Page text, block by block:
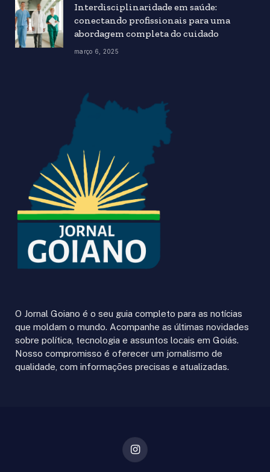
Interdisciplinaridade em saúde:
conectando profissionais para uma
abordagem completa do cuidado
março 6, 2025
O Jornal Goiano é o seu guia completo para as notícias
que moldam o mundo. Acompanhe as últimas novidades
sobre política, tecnologia e assuntos locais em Goiás.
Nosso compromisso é oferecer um jornalismo de
qualidade, com informações precisas e atualizadas.
Instagram